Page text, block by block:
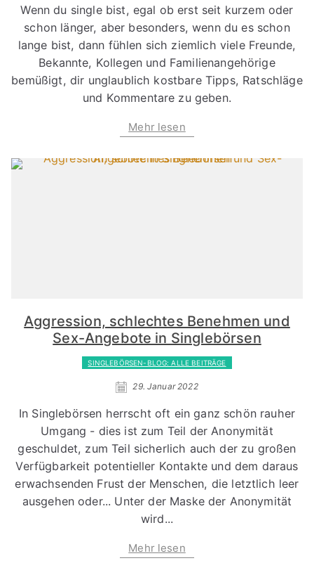
Wenn du single bist, egal ob erst seit kurzem oder
schon länger, aber besonders, wenn du es schon
lange bist, dann fühlen sich ziemlich viele Freunde,
Bekannte, Kollegen und Familienangehörige
bemüßigt, dir unglaublich kostbare Tipps, Ratschläge
und Kommentare zu geben.
Mehr lesen
Aggression, schlechtes Benehmen und
Sex-Angebote in Singlebörsen
SINGLEBÖRSEN-BLOG: ALLE BEITRÄGE
29. Januar 2022
In Singlebörsen herrscht oft ein ganz schön rauher
Umgang - dies ist zum Teil der Anonymität
geschuldet, zum Teil sicherlich auch der zu großen
Verfügbarkeit potentieller Kontakte und dem daraus
erwachsenden Frust der Menschen, die letztlich leer
ausgehen oder... Unter der Maske der Anonymität
wird...
Mehr lesen